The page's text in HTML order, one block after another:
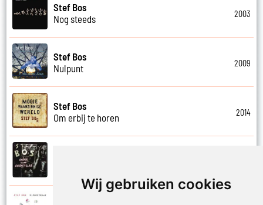
Wij gebruiken cookies
Stef Bos
Nog steeds
2003
Stef Bos
Nulpunt
2009
Stef Bos
Om erbij te horen
2014